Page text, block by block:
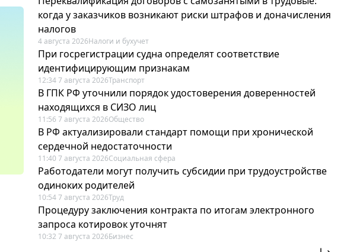
когда у заказчиков возникают риски штрафов и доначисления
налогов
4 августа 2026Налоги и бухучет
При госрегистрации судна определят соответствие
идентифицирующим признакам
12:34 7 августа 2026Транспорт
В ГПК РФ уточнили порядок удостоверения доверенностей
находящихся в СИЗО лиц
11:56 7 августа 2026Общество
В РФ актуализировали стандарт помощи при хронической
сердечной недостаточности
11:40 7 августа 2026Социальная сфера
Работодатели могут получить субсидии при трудоустройстве
одиноких родителей
10:54 7 августа 2026Труд
Процедуру заключения контракта по итогам электронного
запроса котировок уточнят
10:32 7 августа 2026Бизнес